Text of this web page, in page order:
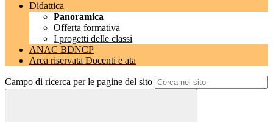
Didattica
Panoramica
Offerta formativa
I progetti delle classi
ANAC BDNCP
Area riservata Docenti e ata
Campo di ricerca per le pagine del sito